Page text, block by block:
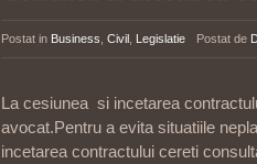
Postat in Business Civil Legislatie Postat de
La cesiunea si incetarea
avocat.Pentru a evita situatiile
incetarea contractului cereti